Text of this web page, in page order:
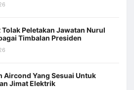
Tolak Peletakan Jawatan Nurul
Timbalan Presiden
Aircond Yang Sesuai Untuk
Jimat Elektrik